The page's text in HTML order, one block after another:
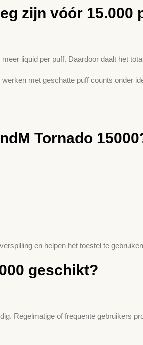
zijn vóór 15.000
liquid per puff. Daardoor daalt het
met geschatte puff counts onder
Tornado
en helpen het toestel te
geschikt?
Regelmatige of frequente gebruikers